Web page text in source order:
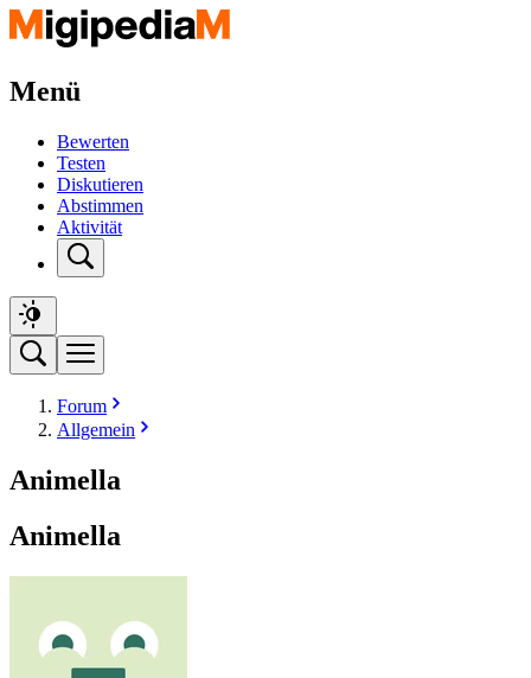
Menü
Bewerten
Testen
Diskutieren
Abstimmen
Aktivität
Forum
Allgemein
Animella
Animella